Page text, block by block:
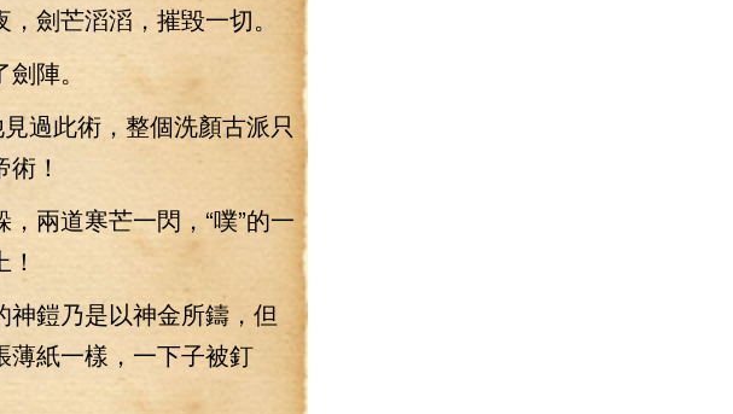
劍芒滔滔，摧毀一切。
陣。
此術，整個洗顏古派只
！
兩道寒芒一閃，“噗”的一
鎧乃是以神金所鑄，但
薄紙一樣，一下子被釘